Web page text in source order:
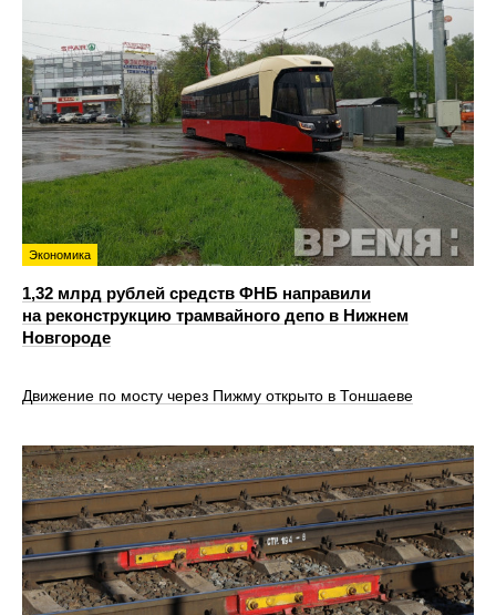
Экономика
1,32 млрд рублей средств ФНБ направили
на реконструкцию трамвайного депо в Нижнем
Новгороде
Движение по мосту через Пижму открыто в Тоншаеве